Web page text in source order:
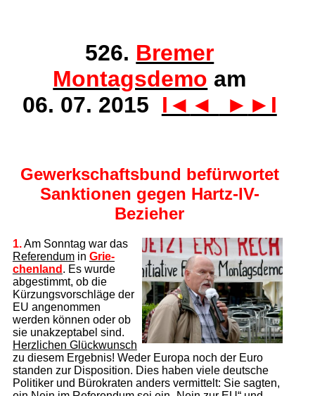
526. Bremer
Montagsdemo am
06. 07. 2015 I◄ ◄ ► ►I
Gewerkschaftsbund befürwortet
Sanktionen gegen Hartz-IV-
Bezieher
1.Am Sonntag war das
Referendumin Grie­
chen­land . Es wurde
abgestimmt, ob die
Kürzungsvorschläge der
EU angenommen
werden können oder ob
sie unakzeptabel sind.
Herzlichen Glückwunsch
zu diesem Ergebnis! Weder Europa noch der Euro
standen zur Disposition. Dies haben viele deutsche
Politiker und Bürokraten anders vermittelt: Sie sagten,